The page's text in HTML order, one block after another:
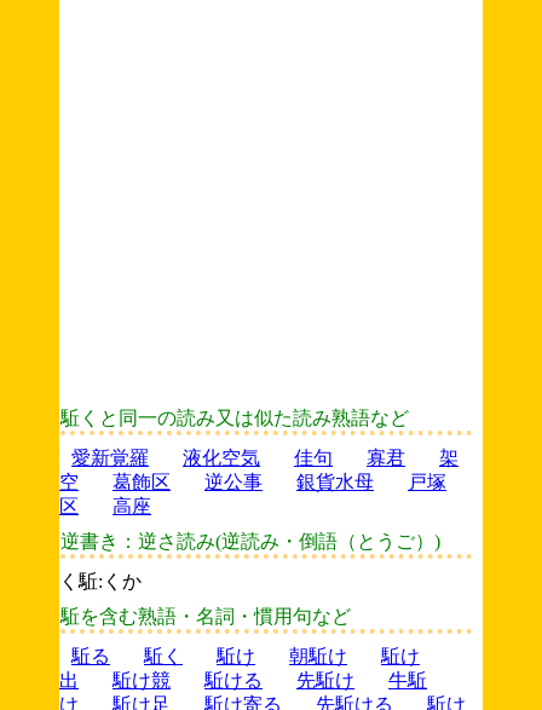
駈くと同一の読み又は似た読み熟語など
愛新覚羅
液化空気 佳句 寡君
架
空
葛飾区 逆公事 銀貨水母
戸塚
区
高座
逆書き：逆さ読み(逆読み・倒語（とうご）)
く駈:くか
駈を含む熟語・名詞・慣用句など
駈る
駈く 駈け 朝駈け
駈け
出
駈け競 駈ける 先駈け
牛駈
け
駈け足 駈け寄る 先駈ける
駈け